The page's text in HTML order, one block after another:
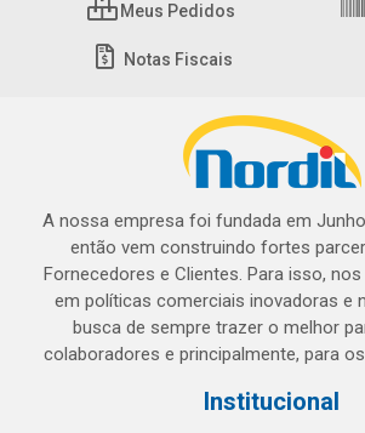
Meus Pedidos
Notas Fiscais
A nossa empresa foi fundada em
então vem construindo fortes
Fornecedores e Clientes. Para isso,
em políticas comerciais inovadoras e
busca de sempre trazer o melhor
colaboradores e principalmente, para
Institucional